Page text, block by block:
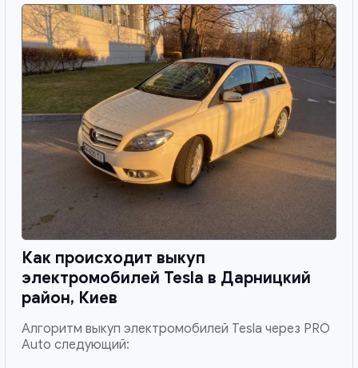
Как происходит выкуп
электромобилей Tesla в Дарницкий
район, Киев
Алгоритм выкуп электромобилей Tesla через PRO
Auto следующий: